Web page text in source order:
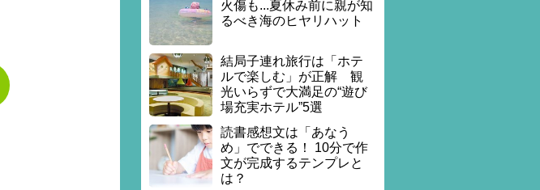
火傷も...夏休み前に親が知
るべき海のヒヤリハット
結局子連れ旅行は「ホテ
ルで楽しむ」が正解 観
光いらずで大満足の“遊び
場充実ホテル”5選
読書感想文は「あなう
め」でできる！ 10分で作
文が完成するテンプレと
は？